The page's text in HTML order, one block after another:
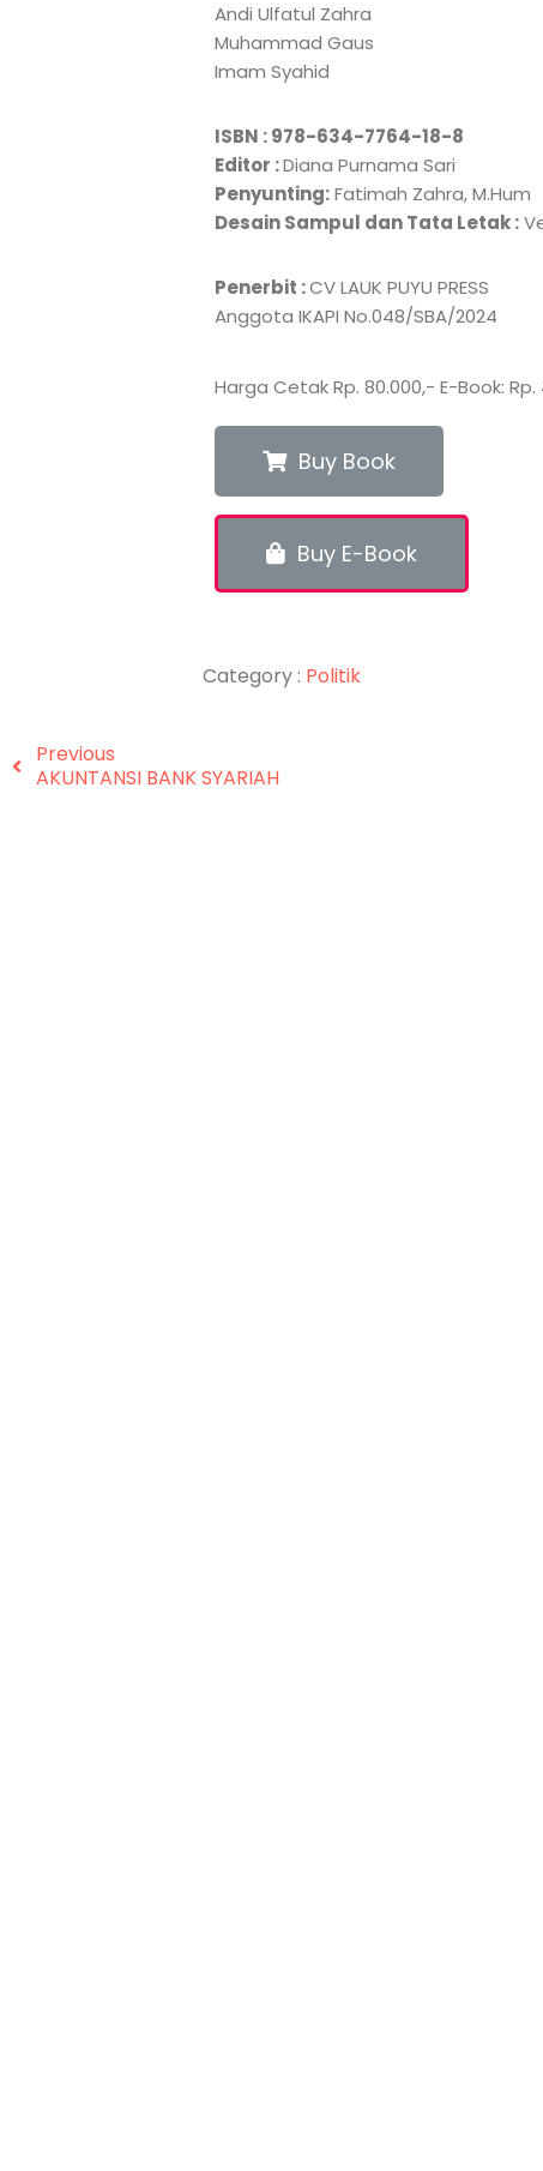
Andi Ulfatul Zahra
Muhammad Gaus
Imam Syahid
ISBN : 978-634-7764-18-8
Editor :Diana Purnama Sari
Penyunting:Fatimah Zahra, M.Hum
Desain Sampul dan Tata Letak :
Penerbit :CV LAUK PUYU PRESS
Anggota IKAPI No.048/SBA/2024
Harga Cetak Rp. 80.000,- E-Book: Rp.
Buy Book
Buy E-Book
Category : Politik
Previous
AKUNTANSI BANK SYARIAH